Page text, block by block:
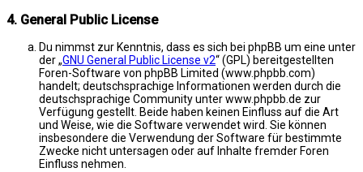
4. General Public License
Du nimmst zur Kenntnis, dass es sich bei phpBB um eine unter
der „GNU General Public License v2“ (GPL) bereitgestellten
Foren-Software von phpBB Limited (www.phpbb.com)
handelt; deutschsprachige Informationen werden durch die
deutschsprachige Community unter www.phpbb.de zur
Verfügung gestellt. Beide haben keinen Einfluss auf die Art
und Weise, wie die Software verwendet wird. Sie können
insbesondere die Verwendung der Software für bestimmte
Zwecke nicht untersagen oder auf Inhalte fremder Foren
Einfluss nehmen.